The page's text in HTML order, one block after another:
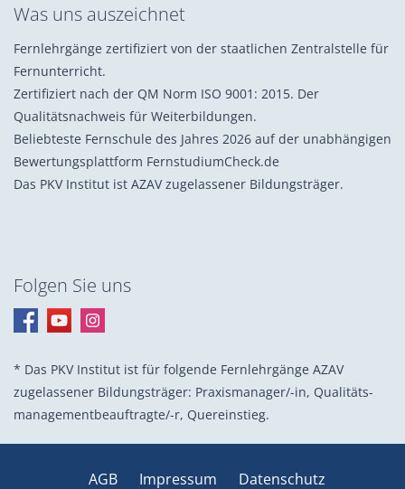
Was uns auszeichnet
Fernlehrgänge zertifiziert von der staatlichen Zentralstelle für
Fernunterricht.
Zertifiziert nach der QM Norm ISO 9001: 2015. Der
Qualitätsnachweis für Weiterbildungen.
Beliebteste Fernschule des Jahres 2026 auf der unabhängigen
Bewertungsplattform FernstudiumCheck.de
Das PKV Institut ist AZAV zugelassener Bildungsträger.
Folgen Sie uns
* Das PKV Institut ist für folgende Fernlehrgänge AZAV
zugelassener Bildungsträger: Praxis­manager/-in, Quali­täts­
management­beauf­tragte/-r, Quer­einstieg.
AGB Impressum Datenschutz